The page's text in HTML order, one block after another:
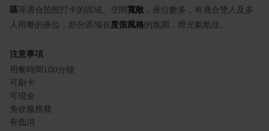
區等適合拍照打卡的區域。空間寬敞 ，座位數多，有適合雙人及多
人用餐的座位，部分區域有 度假風格的氛圍，燈光氣氛佳。
注意事項
用餐時間100分鐘
可刷卡
可現金
免收服務費
有低消